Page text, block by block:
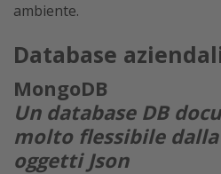
ambiente.
Database
MongoDB
Un database DB
molto flessibile
oggetti Json